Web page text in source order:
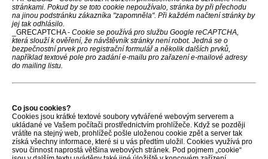
stránkami. Pokud by se toto cookie nepoužívalo, stránka by při přechodu
na jinou podstránku zákazníka "zapomněla". Při každém načtení stránky by
jej tak odhlásilo.
_GRECAPTCHA - Cookie se používá pro službu Google reCAPTCHA,
která slouží k ověření, že návštěvník stránky není robot. Jedná se o
bezpečnostní prvek pro registrační formulář a několik dalších prvků,
například textové pole pro zadání e-mailu pro zařazení e-mailové adresy
do mailing listu.
Co jsou cookies?
Cookies jsou krátké textové soubory vytvářené webovým serverem a
ukládané ve Vašem počítači prostřednictvím prohlížeče. Když se později
vrátíte na stejný web, prohlížeč pošle uloženou cookie zpět a server tak
získá všechny informace, které si u vás předtím uložil. Cookies využívá pro
svou činnost naprostá většina webových stránek. Pod pojmem „cookie“